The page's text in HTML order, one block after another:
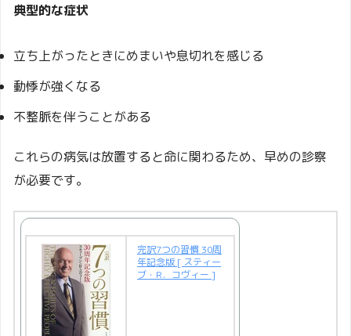
典型的な症状
立ち上がったときにめまいや息切れを感じる
動悸が強くなる
不整脈を伴うことがある
これらの病気は放置すると命に関わるため、早めの診察
が必要です。
完訳7つの習慣 30周
年記念版 [ スティー
ブ・R．コヴィー ]